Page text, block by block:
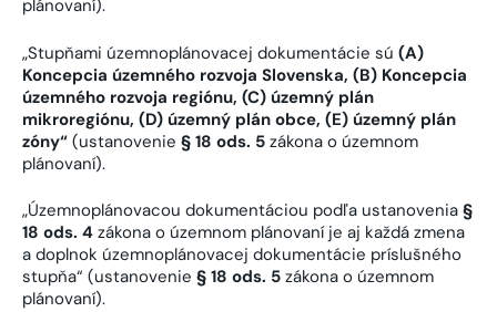
plánovaní).
„Stupňami územnoplánovacej dokumentácie sú (A)
Koncepcia územného rozvoja Slovenska, (B) Koncepcia
územného rozvoja regiónu, (C) územný plán
mikroregiónu, (D) územný plán obce, (E) územný plán
zóny“ (ustanovenie § 18 ods. 5 zákona o územnom
plánovaní).
„Územnoplánovacou dokumentáciou podľa ustanovenia §
18 ods. 4 zákona o územnom plánovaní je aj každá zmena
a doplnok územnoplánovacej dokumentácie príslušného
stupňa“ (ustanovenie § 18 ods. 5 zákona o územnom
plánovaní).